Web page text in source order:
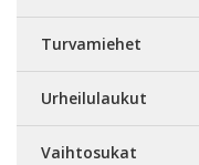
Turvamiehet
Urheilulaukut
Vaihtosukat